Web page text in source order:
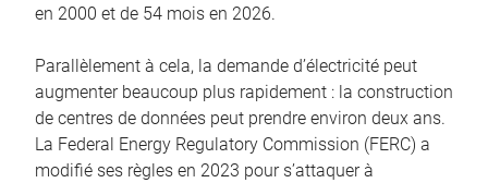
en 2000 et de 54 mois en 2026.
Parallèlement à cela, la demande d’électricité peut
augmenter beaucoup plus rapidement : la construction
de centres de données peut prendre environ deux ans.
La Federal Energy Regulatory Commission (FERC) a
modifié ses règles en 2023 pour s’attaquer à